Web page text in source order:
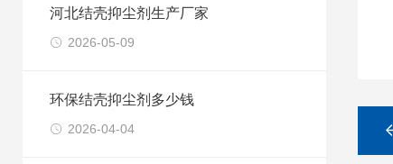
河北结壳抑尘剂生产厂家
2026-05-09
环保结壳抑尘剂多少钱
2026-04-04